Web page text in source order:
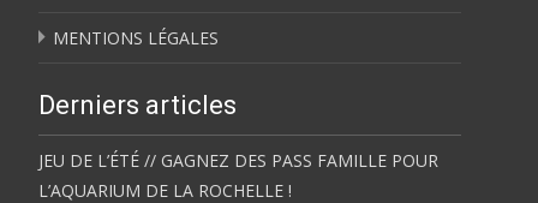
MENTIONS LÉGALES
Derniers articles
JEU DE L’ÉTÉ // GAGNEZ DES PASS FAMILLE POUR
L’AQUARIUM DE LA ROCHELLE !